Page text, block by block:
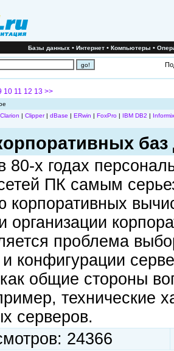
Базы данных•Интернет•Компьютеры•
10 11 12 13 >>
Clarion | Clipper| dBase | ERwin | FoxPro| IBM DB2 | Informix
80-х годах
ПК самым
корпоративных
организации
проблема
конфигурации
общие стороны
технические
серверов.
24366